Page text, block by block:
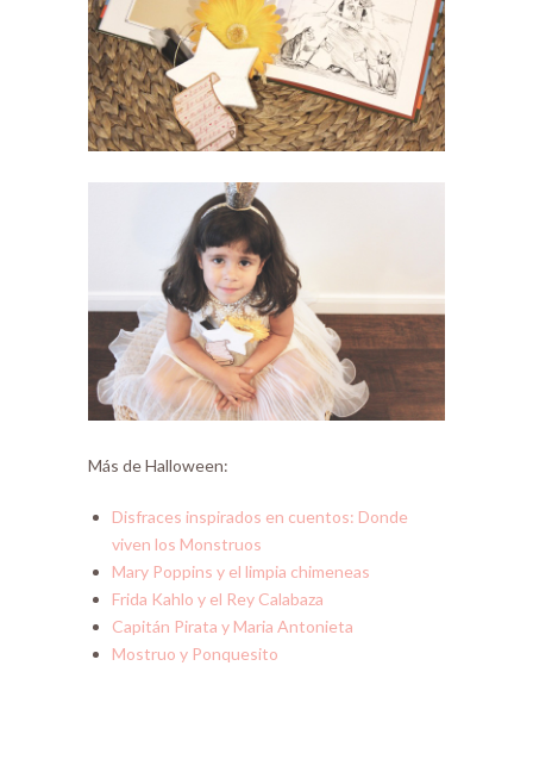
Más de Halloween:
Disfraces inspirados en cuentos: Donde
viven los Monstruos
Mary Poppins y el limpia chimeneas
Frida Kahlo y el Rey Calabaza
Capitán Pirata y Maria Antonieta
Mostruo y Ponquesito